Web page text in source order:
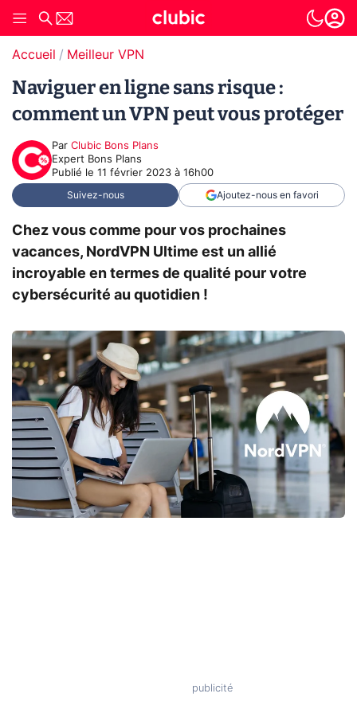
Accueil Meilleur VPN
Naviguer en ligne sans risque :
comment un VPN peut vous protéger
Par Clubic Bons Plans
Expert Bons Plans
Publié le 11 février 2023 à 16h00
Suivez-nous Ajoutez-nous en favori
Chez vous comme pour vos prochaines
vacances, NordVPN Ultime est un allié
incroyable en termes de qualité pour votre
cybersécurité au quotidien !